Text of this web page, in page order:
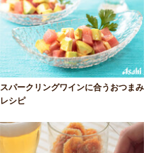
スパークリングワインに合うおつまみ
レシピ